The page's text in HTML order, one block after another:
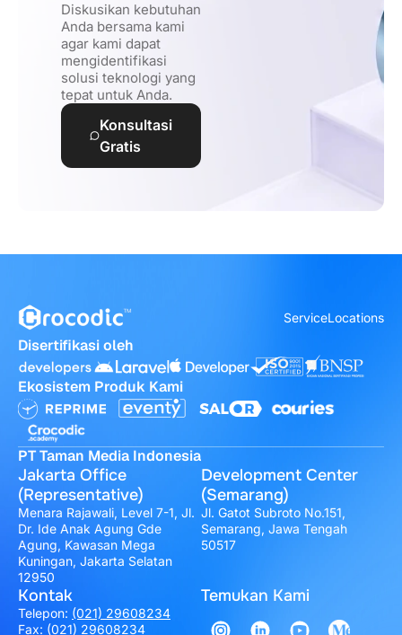
Diskusikan kebutuhan
Anda bersama kami
agar kami dapat
mengidentifikasi
solusi teknologi yang
tepat untuk Anda.
Konsultasi
Gratis
ServiceLocations
Disertifikasi oleh
Ekosistem Produk Kami
PT Taman Media Indonesia
Jakarta Office
(Representative)
Menara Rajawali, Level 7-1, Jl.
Dr. Ide Anak Agung Gde
Agung, Kawasan Mega
Kuningan, Jakarta Selatan
12950
Development Center
(Semarang)
Jl. Gatot Subroto No.151,
Semarang, Jawa Tengah
50517
Kontak
Telepon: (021) 29608234
Fax: (021) 29608234
Temukan Kami